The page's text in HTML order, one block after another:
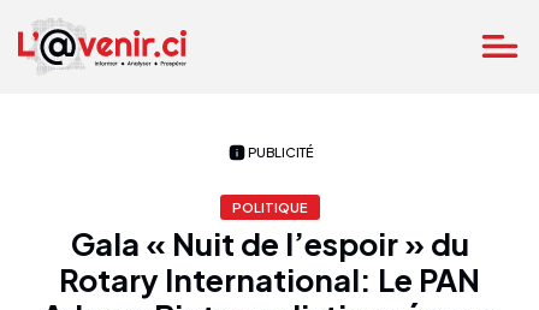
PUBLICITÉ
POLITIQUE
Gala « Nuit de l’espoir » du
Rotary International: Le PAN